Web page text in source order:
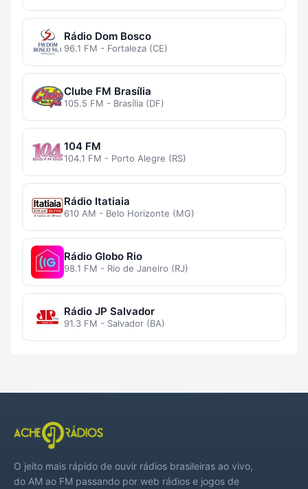
Rádio Dom Bosco
96.1 FM - Fortaleza (CE)
Clube FM Brasília
105.5 FM - Brasília (DF)
104 FM
104.1 FM - Porto Alegre (RS)
Rádio Itatiaia
610 AM - Belo Horizonte (MG)
Rádio Globo Rio
98.1 FM - Rio de Janeiro (RJ)
Rádio JP Salvador
91.3 FM - Salvador (BA)
O jeito mais rápido de ouvir rádios brasileiras ao vivo,
do AM ao FM passando por web rádios e jogos de